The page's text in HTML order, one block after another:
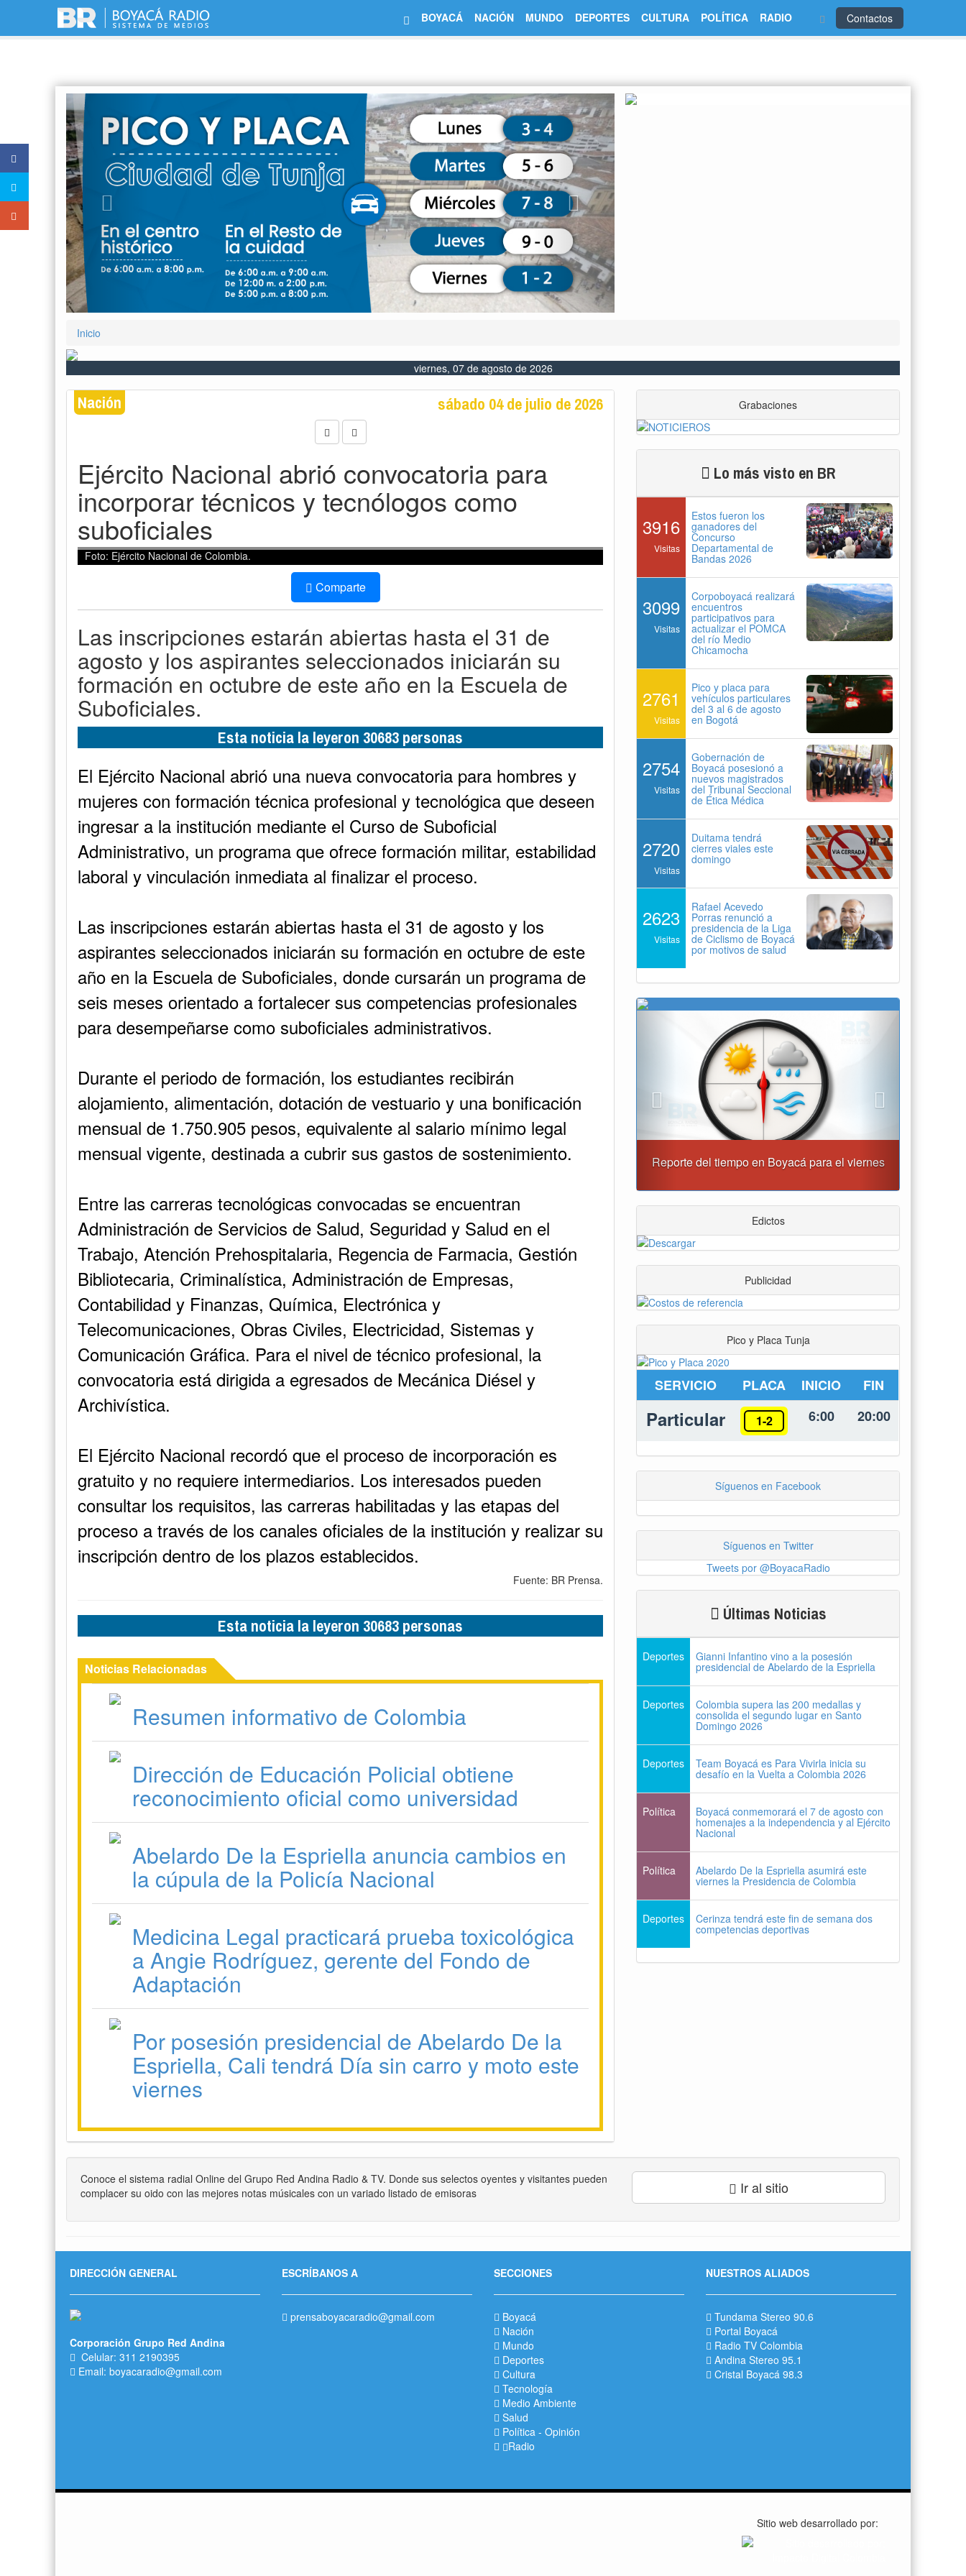
Contactos
BOYACÁ NACIÓN MUNDO DEPORTES CULTURA POLÍTICA RADIO
Next
Inicio
viernes, 07 de agosto de 2026
Nación sábado 04 de julio de 2026
Ejército Nacional abrió convocatoria para
incorporar técnicos y tecnólogos como
suboficiales
Foto: Ejército Nacional de Colombia.
Comparte
Las inscripciones estarán abiertas hasta el 31 de
agosto y los aspirantes seleccionados iniciarán su
formación en octubre de este año en la Escuela de
Suboficiales.
Esta noticia la leyeron 30683 personas
El Ejército Nacional abrió una nueva convocatoria para hombres y
mujeres con formación técnica profesional y tecnológica que deseen
ingresar a la institución mediante el Curso de Suboficial
Administrativo, un programa que ofrece formación militar, estabilidad
laboral y vinculación inmediata al finalizar el proceso.
Las inscripciones estarán abiertas hasta el 31 de agosto y los
aspirantes seleccionados iniciarán su formación en octubre de este
año en la Escuela de Suboficiales, donde cursarán un programa de
seis meses orientado a fortalecer sus competencias profesionales
para desempeñarse como suboficiales administrativos.
Durante el periodo de formación, los estudiantes recibirán
alojamiento, alimentación, dotación de vestuario y una bonificación
mensual de 1.750.905 pesos, equivalente al salario mínimo legal
mensual vigente, destinada a cubrir sus gastos de sostenimiento.
Entre las carreras tecnológicas convocadas se encuentran
Administración de Servicios de Salud, Seguridad y Salud en el
Trabajo, Atención Prehospitalaria, Regencia de Farmacia, Gestión
Bibliotecaria, Criminalística, Administración de Empresas,
Contabilidad y Finanzas, Química, Electrónica y
Telecomunicaciones, Obras Civiles, Electricidad, Sistemas y
Comunicación Gráfica. Para el nivel de técnico profesional, la
convocatoria está dirigida a egresados de Mecánica Diésel y
Archivística.
El Ejército Nacional recordó que el proceso de incorporación es
gratuito y no requiere intermediarios. Los interesados pueden
consultar los requisitos, las carreras habilitadas y las etapas del
proceso a través de los canales oficiales de la institución y realizar su
inscripción dentro de los plazos establecidos.
Fuente: BR Prensa.
Esta noticia la leyeron 30683 personas
Noticias Relacionadas
Resumen informativo de Colombia
Dirección de Educación Policial obtiene
reconocimiento oficial como universidad
Abelardo De la Espriella anuncia cambios en
la cúpula de la Policía Nacional
Medicina Legal practicará prueba toxicológica
a Angie Rodríguez, gerente del Fondo de
Adaptación
Por posesión presidencial de Abelardo De la
Espriella, Cali tendrá Día sin carro y moto este
viernes
Grabaciones
Lo más visto en BR
3916
Visitas
Estos fueron los
ganadores del
Concurso
Departamental de
Bandas 2026
3099
Visitas
Corpoboyacá realizará
encuentros
participativos para
actualizar el POMCA
del río Medio
Chicamocha
2761
Visitas
Pico y placa para
vehículos particulares
del 3 al 6 de agosto
en Bogotá
2754
Visitas
Gobernación de
Boyacá posesionó a
nuevos magistrados
del Tribunal Seccional
de Ética Médica
2720
Visitas
Duitama tendrá
cierres viales este
domingo
2623
Visitas
Rafael Acevedo
Porras renunció a
presidencia de la Liga
de Ciclismo de Boyacá
por motivos de salud
Reporte del tiempo en Boyacá para el viernes
“Tunja nos ha dado demasiado y no podemos
Edictos
Publicidad
Pico y Placa Tunja
SERVICIO PLACA INICIO FIN
Particular 1-2 6:00 20:00
Síguenos en Facebook
Síguenos en Twitter
Tweets por @BoyacaRadio
Últimas Noticias
Deportes Gianni Infantino vino a la posesión
presidencial de Abelardo de la Espriella
Deportes Colombia supera las 200 medallas y
consolida el segundo lugar en Santo
Domingo 2026
Deportes Team Boyacá es Para Vivirla inicia su
desafío en la Vuelta a Colombia 2026
Política Boyacá conmemorará el 7 de agosto con
homenajes a la independencia y al Ejército
Nacional
Política Abelardo De la Espriella asumirá este
viernes la Presidencia de Colombia
Deportes Cerinza tendrá este fin de semana dos
competencias deportivas
Conoce el sistema radial Online del Grupo Red Andina Radio & TV. Donde sus selectos oyentes y visitantes pueden
complacer su oido con las mejores notas músicales con un variado listado de emisoras
Ir al sitio
DIRECCIÓN GENERAL
Corporación Grupo Red Andina
Celular: 311 2190395
Email: boyacaradio@gmail.com
ESCRÍBANOS A
prensaboyacaradio@gmail.com
SECCIONES
Boyacá
Nación
Mundo
Deportes
Cultura
Tecnología
Medio Ambiente
Salud
Política - Opinión
Radio
NUESTROS ALIADOS
Tundama Stereo 90.6
Portal Boyacá
Radio TV Colombia
Andina Stereo 95.1
Cristal Boyacá 98.3
Sitio web desarrollado por: